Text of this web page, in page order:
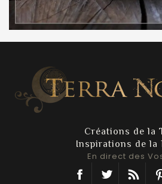
Créations de la
Inspirations de la
En direct des
Facebook
Twitter Rss